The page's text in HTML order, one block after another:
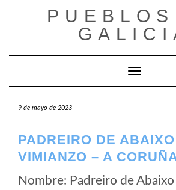
Cambiar
9 de mayo de 2023
PADREIRO DE
VIMIANZO – A
Nombre: Padreiro de Abaixo